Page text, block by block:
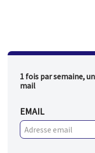
1 fois par semaine,
mail
EMAIL